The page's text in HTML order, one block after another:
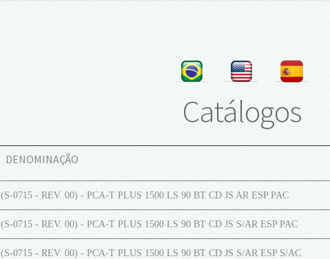
Catálogos
DENOMINAÇÃO
(S-0715 - REV. 00) - PCA-T PLUS 1500 LS 90 BT CD JS AR ESP PAC
(S-0715 - REV. 00) - PCA-T PLUS 1500 LS 90 BT CD JS S/AR ESP PAC
(S-0715 - REV. 00) - PCA-T PLUS 1500 LS 90 BT CD JS S/AR ESP S/AC